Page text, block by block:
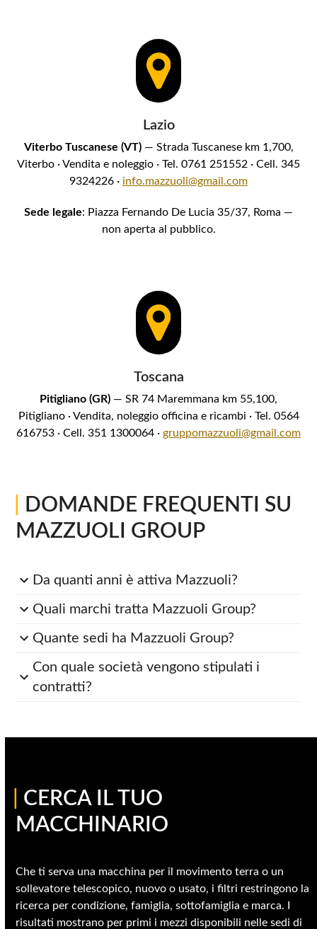
Lazio
Viterbo Tuscanese (VT)— Strada Tuscanese km 1,700,
Viterbo · Vendita e noleggio · Tel. 0761 251552 · Cell. 345
9324226 · info.mazzuoli@gmail.com
Sede legale: Piazza Fernando De Lucia 35/37, Roma —
non aperta al pubblico.
Toscana
Pitigliano (GR) — SR 74 Maremmana km 55,100,
Pitigliano · Vendita, noleggio officina e ricambi · Tel. 0564
616753 · Cell. 351 1300064 · gruppomazzuoli@gmail.com
DOMANDE FREQUENTI SU
MAZZUOLI GROUP
Da quanti anni è attiva Mazzuoli?
Quali marchi tratta Mazzuoli Group?
Quante sedi ha Mazzuoli Group?
Con quale società vengono stipulati i
contratti?
CERCA IL TUO
MACCHINARIO
Che ti serva una macchina per il movimento terra o un
sollevatore telescopico, nuovo o usato, i filtri restringono la
ricerca per condizione, famiglia, sottofamiglia e marca. I
risultati mostrano per primi i mezzi disponibili nelle sedi di